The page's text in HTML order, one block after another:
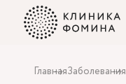
ГлавнаяЗаболевания